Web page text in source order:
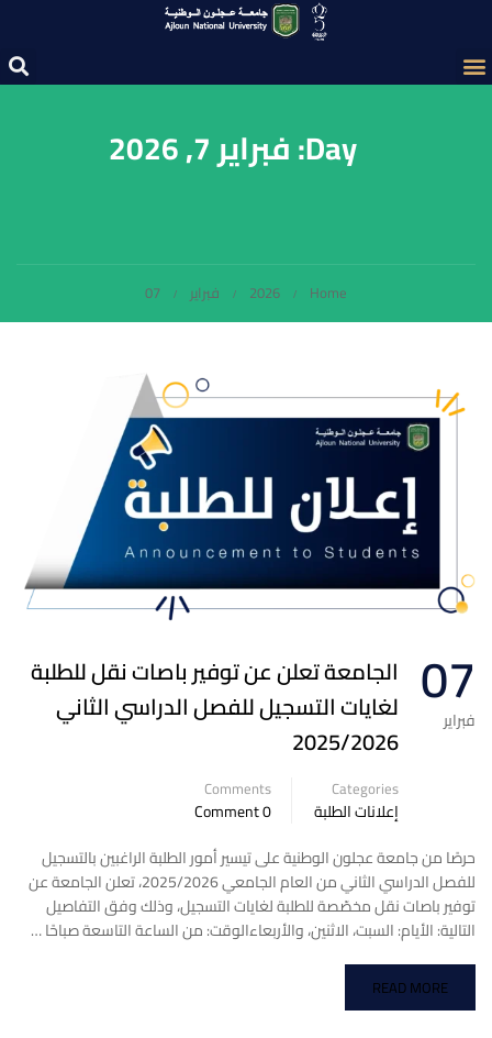
Day: فبراير 7, 2026
Home
2026 فبراير 07
07
فبراير
الجامعة تعلن عن توفير باصات نقل للطلبة
لغايات التسجيل للفصل الدراسي الثاني
2025/2026
Categories
إعلانات الطلبة
Comments
0 Comment
حرصًا من جامعة عجلون الوطنية على تيسير أمور الطلبة الراغبين بالتسجيل
للفصل الدراسي الثاني من العام الجامعي 2025/2026، تعلن الجامعة عن
توفير باصات نقل مخصّصة للطلبة لغايات التسجيل، وذلك وفق التفاصيل
التالية: الأيام: السبت، الاثنين، والأربعاءالوقت: من الساعة التاسعة صباحًا …
READ MORE